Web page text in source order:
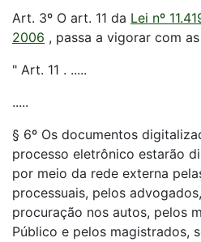
Art. 3º O art. 11 da Lei nº
2006 , passa a vigorar com
" Art. 11 . .....
.....
§ 6º Os documentos
processo eletrônico estarão
por meio da rede externa
processuais, pelos
procuração nos autos, pelos
Público e pelos magistrados,